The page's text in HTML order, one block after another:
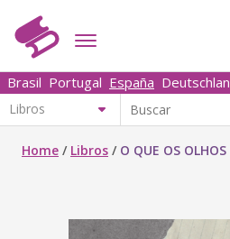
Brasil Portugal España
Home / Libros / O QUE OS